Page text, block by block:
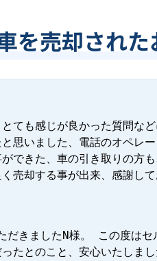
を売却され
ても感じが良かった質問な
思いました、電話のオペレ
できた、車の引き取りの方
売却する事が出来、感謝して
だきましたN様。 この度は
たとのこと、安心いたしま